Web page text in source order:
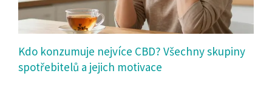
Kdo konzumuje nejvíce CBD? Všechny skupiny
spotřebitelů a jejich motivace